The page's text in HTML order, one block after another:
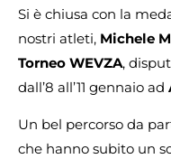
Si è chiusa con la
nostri atleti, Michele
Torneo WEVZA,
dall’8 all’11 gennaio ad
Un bel percorso da
che hanno subito un